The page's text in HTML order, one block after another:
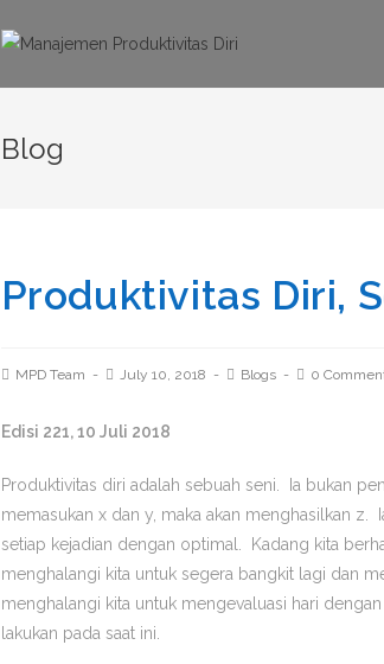
Blog
Produktivitas Diri,
MPD Team July 10, 2018 Blogs 0
Edisi 221, 10 Juli 2018
Produktivitas diri adalah sebuah seni. Ia bukan
memasukan x dan y, maka akan menghasilkan z.
setiap kejadian dengan optimal. Kadang kita
menghalangi kita untuk segera bangkit lagi dan
menghalangi kita untuk mengevaluasi hari
lakukan pada saat ini.